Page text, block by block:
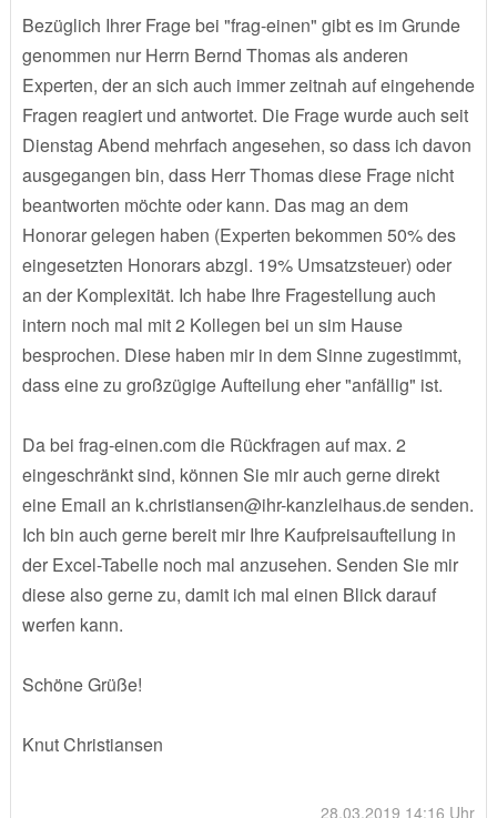
Bezüglich Ihrer Frage bei "frag-einen" gibt es im Grunde
genommen nur Herrn Bernd Thomas als anderen
Experten, der an sich auch immer zeitnah auf eingehende
Fragen reagiert und antwortet. Die Frage wurde auch seit
Dienstag Abend mehrfach angesehen, so dass ich davon
ausgegangen bin, dass Herr Thomas diese Frage nicht
beantworten möchte oder kann. Das mag an dem
Honorar gelegen haben (Experten bekommen 50% des
eingesetzten Honorars abzgl. 19% Umsatzsteuer) oder
an der Komplexität. Ich habe Ihre Fragestellung auch
intern noch mal mit 2 Kollegen bei un sim Hause
besprochen. Diese haben mir in dem Sinne zugestimmt,
dass eine zu großzügige Aufteilung eher "anfällig" ist.
Da bei frag-einen.com die Rückfragen auf max. 2
eingeschränkt sind, können Sie mir auch gerne direkt
eine Email an k.christiansen@ihr-kanzleihaus.de senden.
Ich bin auch gerne bereit mir Ihre Kaufpreisaufteilung in
der Excel-Tabelle noch mal anzusehen. Senden Sie mir
diese also gerne zu, damit ich mal einen Blick darauf
werfen kann.
Schöne Grüße!
Knut Christiansen
28.03.2019 14:16 Uhr